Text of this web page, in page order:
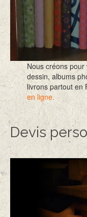
Nous créons
dessin, albums
livrons partout en
en ligne.
Devis